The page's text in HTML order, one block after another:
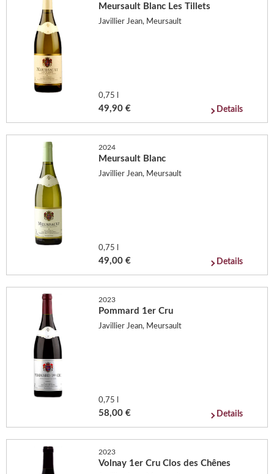
Meursault Blanc Les Tillets
Javillier Jean, Meursault
0,75 l
49,90 € Details
2024
Meursault Blanc
Javillier Jean, Meursault
0,75 l
49,00 € Details
2023
Pommard 1er Cru
Javillier Jean, Meursault
0,75 l
58,00 € Details
2023
Volnay 1er Cru Clos des Chênes